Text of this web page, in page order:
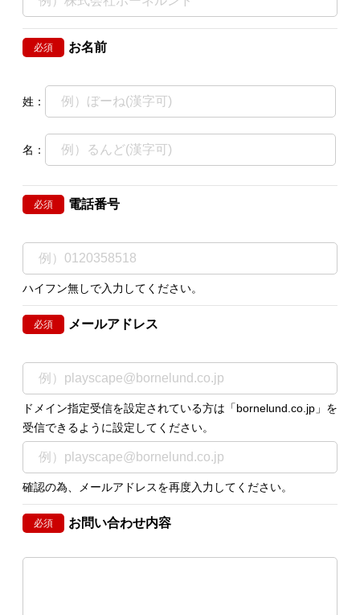
必須 お名前
姓：
名：
必須 電話番号
ハイフン無しで入力してください。
必須 メールアドレス
ドメイン指定受信を設定されている方は「bornelund.co.jp」を
受信できるように設定してください。
確認の為、メールアドレスを再度入力してください。
必須 お問い合わせ内容